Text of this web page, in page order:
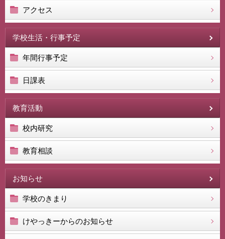
アクセス
学校生活・行事予定
年間行事予定
日課表
教育活動
校内研究
教育相談
お知らせ
学校のきまり
けやっきーからのお知らせ